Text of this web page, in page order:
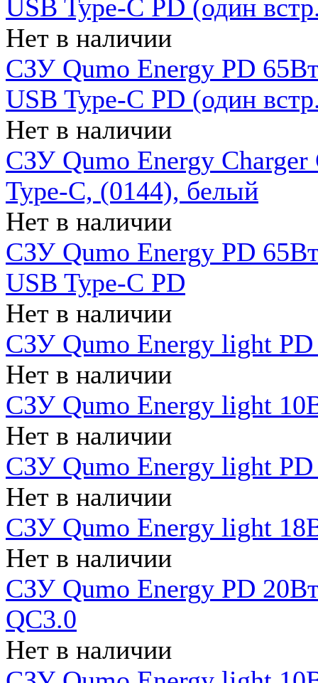
USB Type-C PD (один
Нет в наличии
СЗУ Qumo Energy PD
USB Type-C PD (один
Нет в наличии
СЗУ Qumo Energy
Type-C, (0144), белый
Нет в наличии
СЗУ Qumo Energy PD
USB Type-C PD
Нет в наличии
СЗУ Qumo Energy light
Нет в наличии
СЗУ Qumo Energy light
Нет в наличии
СЗУ Qumo Energy light
Нет в наличии
СЗУ Qumo Energy light
Нет в наличии
СЗУ Qumo Energy PD
QC3.0
Нет в наличии